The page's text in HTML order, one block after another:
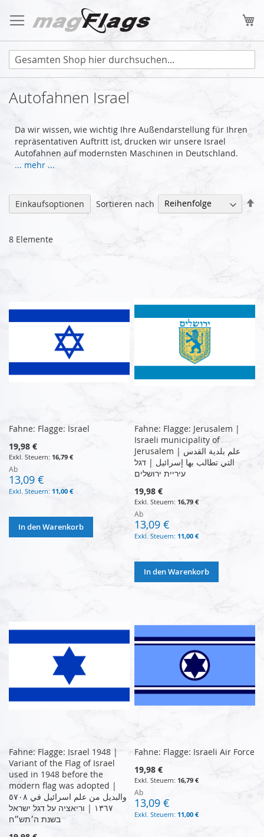
Inhalt
springen
Autofahnen Israel
Da wir wissen, wie wichtig Ihre Außendarstellung für Ihren
repräsentativen Auftritt ist, drucken wir unsere Israel
Autofahnen auf modernsten Maschinen in Deutschland.
... mehr ...
8 Elemente
Sortieren nach
Fahne: Flagge: Israel
19,98 €
16,79 €
Ab
13,09 €
11,00 €
In den Warenkorb
Fahne: Flagge: Jerusalem |
Israeli municipality of
Jerusalem | علم بلدية القدس
التي تطالب بها إسرائيل | דגל
עיריית ירושלים
19,98 €
16,79 €
Ab
13,09 €
11,00 €
In den Warenkorb
Fahne: Flagge: Israel 1948 |
Variant of the Flag of Israel
used in 1948 before the
modern flag was adopted |
والبديل من علم اسرائيل في ٥٧٠٨
١٣٦٧ | וריאציה על דגל ישראל
בשנת ה׳תש״ח
Fahne: Flagge: Israeli Air Force
19,98 €
16,79 €
Ab
13,09 €
11,00 €
Einkaufsoptionen